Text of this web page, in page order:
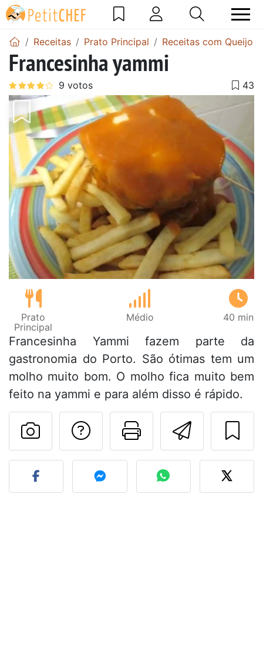
Receitas Prato Principal Receitas com Queijo
Francesinha yammi
Prato
Principal
Médio 40 min
Francesinha Yammi fazem parte da
gastronomia do Porto. São ótimas tem um
molho muito bom. O molho fica muito bem
feito na yammi e para além disso é rápido.
Imprima
Falar com o autor
Fez esta receita?